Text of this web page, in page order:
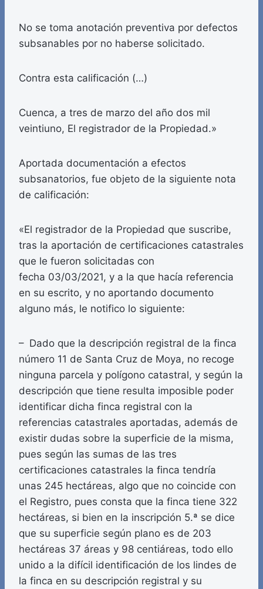
No se toma anotación preventiva por defectos
subsanables por no haberse solicitado.
Contra esta calificación (…)
Cuenca, a tres de marzo del año dos mil
veintiuno, El registrador de la Propiedad.»
Aportada documentación a efectos
subsanatorios, fue objeto de la siguiente nota
de calificación:
«El registrador de la Propiedad que suscribe,
tras la aportación de certificaciones catastrales
que le fueron solicitadas con
fecha 03/03/2021, y a la que hacía referencia
en su escrito, y no aportando documento
alguno más, le notifico lo siguiente:
– Dado que la descripción registral de la finca
número 11 de Santa Cruz de Moya, no recoge
ninguna parcela y polígono catastral, y según la
descripción que tiene resulta imposible poder
identificar dicha finca registral con la
referencias catastrales aportadas, además de
existir dudas sobre la superficie de la misma,
pues según las sumas de las tres
certificaciones catastrales la finca tendría
unas 245 hectáreas, algo que no coincide con
el Registro, pues consta que la finca tiene 322
hectáreas, si bien en la inscripción 5.ª se dice
que su superficie según plano es de 203
hectáreas 37 áreas y 98 centiáreas, todo ello
unido a la difícil identificación de los lindes de
la finca en su descripción registral y su